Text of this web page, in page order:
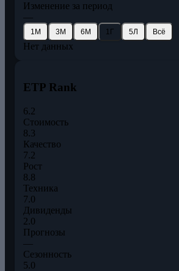
Изменение за период
—
1М 3М 6М 1Г 5Л Всё
Нет данных
ETP Rank
6.2
Стоимость
8.3
Качество
7.2
Рост
8.8
Техника
7.0
Дивиденды
2.0
Прогнозы
—
Сезонность
5.0